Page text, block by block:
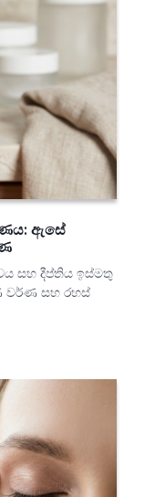
ඇසේ
සහ දීප්තිය ඉස්මතු
වර්ණ සහ රහස්